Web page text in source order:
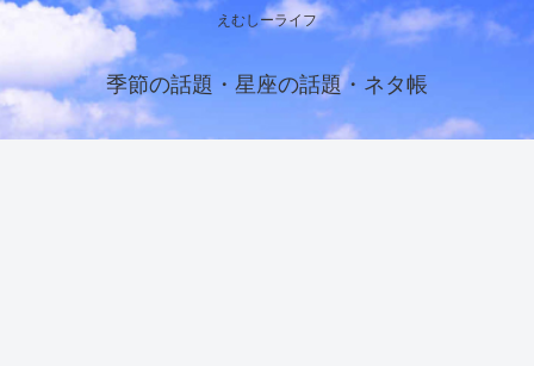
えむしーライフ
季節の話題・星座の話題・ネタ帳